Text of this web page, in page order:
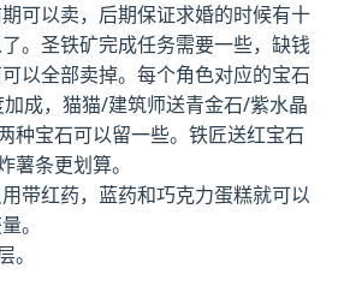
可以卖，后期保证求婚的时候有十
。圣铁矿完成任务需要一些，缺钱
以全部卖掉。每个角色对应的宝石
成，猫猫/建筑师送青金石/紫水晶
种宝石可以留一些。铁匠送红宝石
薯条更划算。
带红药，蓝药和巧克力蛋糕就可以
。
。